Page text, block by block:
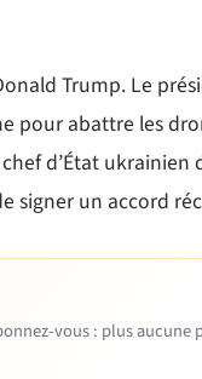
Trump. Le
pour abattre les
d’État ukrainien
un accord
vous : plus